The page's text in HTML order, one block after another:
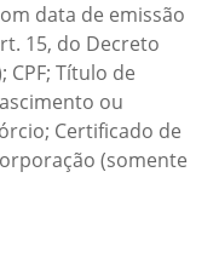
data de emissão
15, do Decreto
CPF; Título de
ou
Certificado de
(somente